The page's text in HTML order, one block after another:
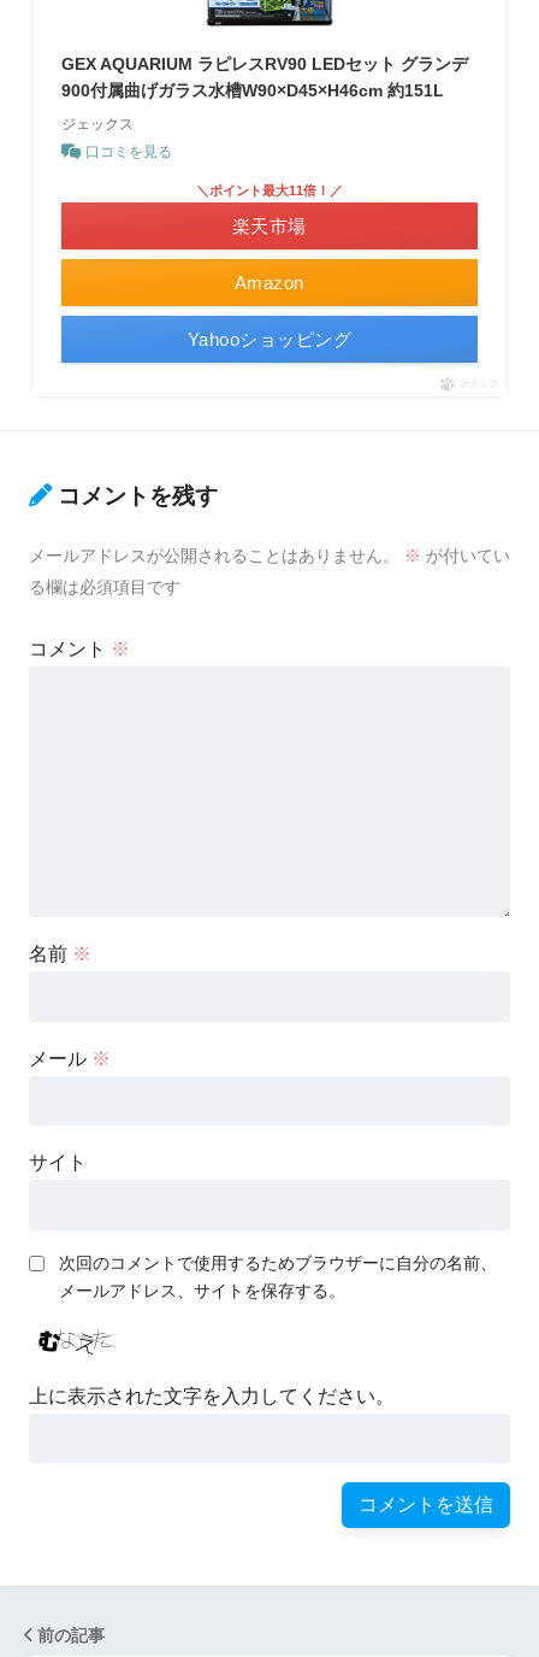
GEX AQUARIUM ラピレスRV90 LEDセット グランデ
900付属曲げガラス水槽W90×D45×H46cm 約151L
ジェックス
口コミを見る
Amazon
＼ポイント最大11倍！／
楽天市場
Yahooショッピング
ポチップ
コメントを残す
メールアドレスが公開されることはありません。 ※ が付いてい
る欄は必須項目です
コメント ※
名前 ※
メール ※
サイト
次回のコメントで使用するためブラウザーに自分の名前、
メールアドレス、サイトを保存する。
上に表示された文字を入力してください。
前の記事